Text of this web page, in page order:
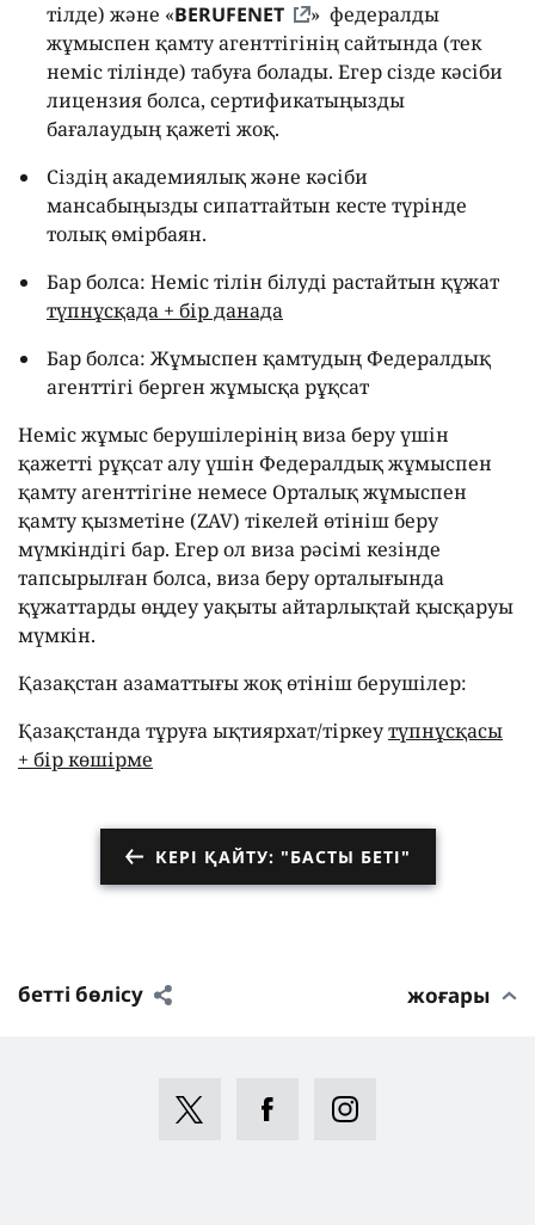
тілде) және «BERUFENET
» федералды
жұмыспен қамту агенттігінің сайтында (тек
неміс тілінде) табуға болады. Егер сізде кәсіби
лицензия болса, сертификатыңызды
бағалаудың қажеті жоқ.
Сіздің академиялық және кәсіби
мансабыңызды сипаттайтын кесте түрінде
толық өмірбаян.
Бар болса: Неміс тілін білуді растайтын құжат
түпнұсқада + бір данада
Бар болса: Жұмыспен қамтудың Федералдық
агенттігі берген жұмысқа рұқсат
Неміс жұмыс берушілерінің виза беру үшін
қажетті рұқсат алу үшін Федералдық жұмыспен
қамту агенттігіне немесе Орталық жұмыспен
қамту қызметіне (ZAV) тікелей өтініш беру
мүмкіндігі бар. Егер ол виза рәсімі кезінде
тапсырылған болса, виза беру орталығында
құжаттарды өңдеу уақыты айтарлықтай қысқаруы
мүмкін.
Қазақстан азаматтығы жоқ өтініш берушілер:
Қазақстанда тұруға ықтиярхат/тіркеутүпнұсқасы
+ бір көшірме
КЕРІ ҚАЙТУ: "БАСТЫ БЕТІ"
бетті бөлісу жоғары